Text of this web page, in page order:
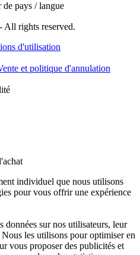
de pays / langue
- All rights reserved.
d'utilisation
et politique d'annulation
individuel que nous utilisons
pour vous offrir une expérience
données sur nos utilisateurs, leur
les utilisons pour optimiser en
vous proposer des publicités et